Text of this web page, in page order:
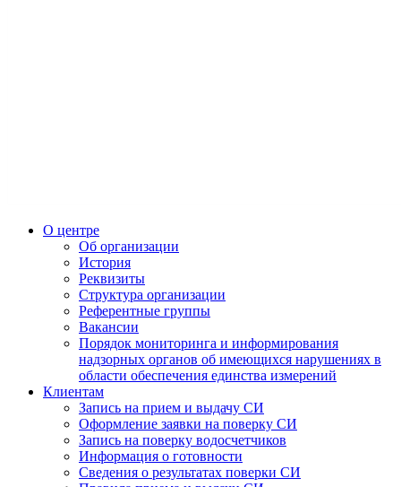
О центре
Об организации
История
Реквизиты
Структура организации
Референтные группы
Вакансии
Порядок мониторинга и информирования
надзорных органов об имеющихся нарушениях в
области обеспечения единства измерений
Клиентам
Запись на прием и выдачу СИ
Оформление заявки на поверку СИ
Запись на поверку водосчетчиков
Информация о готовности
Сведения о результатах поверки СИ